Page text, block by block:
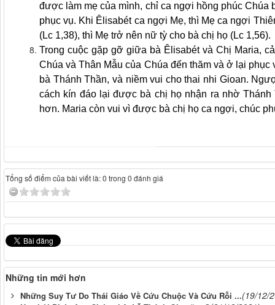
được làm mẹ của mình, chỉ ca ngợi hồng phúc Chúa
phục vụ. Khi Êlisabét ca ngợi Mẹ, thì Mẹ ca ngợi
(Lc 1,38), thì Mẹ trở nên nữ tỳ cho bà chị họ (Lc 1,56).
Trong cuộc gặp gỡ giữa bà Êlisabét và Chị Maria,
Chúa và Thân Mẫu của Chúa đến thăm và ở lại
bà Thánh Thần, và niềm vui cho thai nhi Gioan.
cách kín đáo lại được bà chị họ nhận ra nhờ
hơn. Maria còn vui vì được bà chị họ ca ngợi, chúc
Tổng số điểm của bài viết là: 0 trong 0 đánh giá
Những tin mới hơn
Những Suy Tư Do Thái Giáo Về Cứu Chuộc Và Cứu Rỗi ...(19/12/